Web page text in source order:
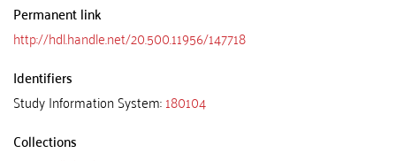
Permanent link
http://hdl.handle.net/20.500.11956/147718
Identifiers
Study Information System:180104
Collections